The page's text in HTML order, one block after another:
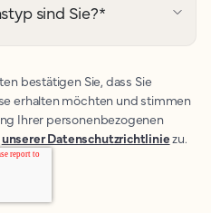
sind Sie?*
bestätigen Sie, dass Sie
erhalten möchten und stimmen
Ihrer personenbezogenen
unserer Datenschutzrichtliniezu.